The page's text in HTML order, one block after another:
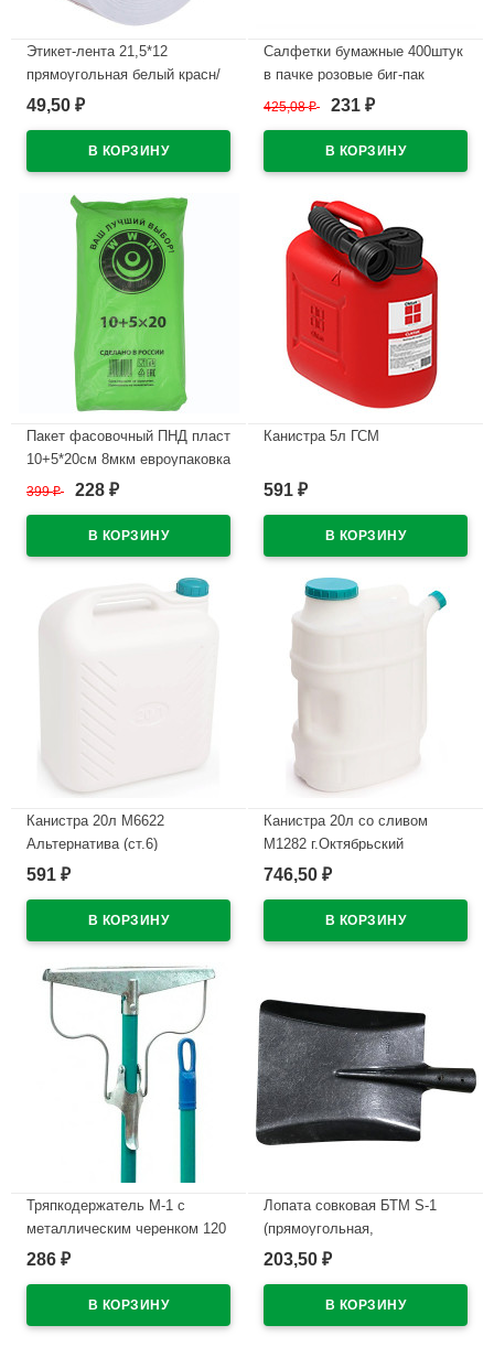
Этикет-лента 21,5*12
прямоугольная белый красн/
полоса 800этикеток арт.30-
49,50 ₽
Салфетки бумажные 400штук
в пачке розовые биг-пак
В наличии
425,08₽ 231 ₽
Пакет фасовочный ПНД пласт
10+5*20см 8мкм евроупаковка
В наличии
399₽ 228 ₽
Канистра 5л ГСМ
591 ₽
Канистра 20л М6622
Альтернатива (ст.6)
В наличии
591 ₽
Канистра 20л со сливом
М1282 г.Октябрьский
В наличии
746,50 ₽
Тряпкодержатель М-1 с
металлическим черенком 120
см уп.
286 ₽
Лопата совковая БТМ S-1
(прямоугольная,
песочная,угольная)
203,50 ₽